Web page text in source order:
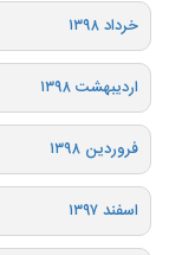
خرداد ۱۳۹۸
اردیبهشت ۱۳۹۸
فروردین ۱۳۹۸
اسفند ۱۳۹۷